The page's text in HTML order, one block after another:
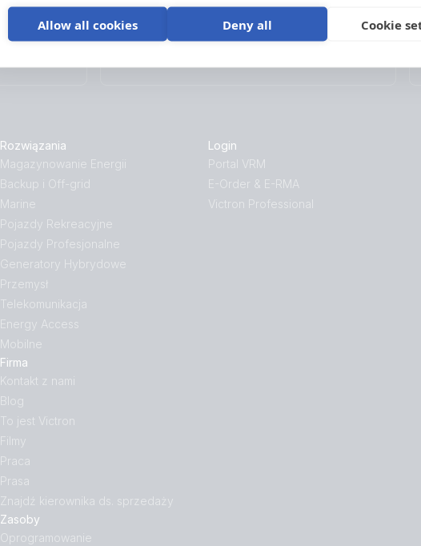
Allow all cookies Deny all Cookie
uzyskania odpowiedniego wsparcia, napraw lub
zgłoszeń gwarancyjnych.
Rozwiązania
Magazynowanie Energii
Backup i Off-grid
Marine
Pojazdy Rekreacyjne
Pojazdy Profesjonalne
Generatory Hybrydowe
Przemysł
Telekomunikacja
Energy Access
Mobilne
Firma
Kontakt z nami
Blog
To jest Victron
Filmy
Praca
Prasa
Znajdź kierownika ds. sprzedaży
Zasoby
Oprogramowanie
Login
Portal VRM
E-Order & E-RMA
Victron Professional